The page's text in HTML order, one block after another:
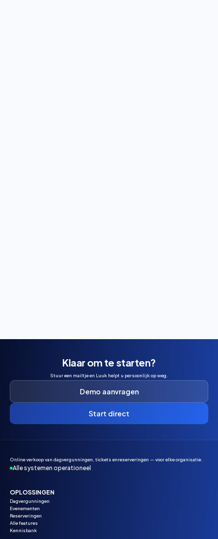
Klaar om te starten?
Stuur een mailtje en Luuk helpt u persoonlijk op weg.
Demo aanvragen
Start direct
Online verkoop van dagvergunningen, tickets enreserveringen — voor elke organisatie.
Alle systemen operationeel
OPLOSSINGEN
Dagvergunningen
Evenementen
Reserveringen
Alle features
Kennisbank